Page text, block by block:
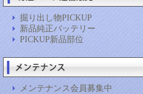
掘り出し物PICKUP
新品純正バッテリー
PICKUP新品部位
メンテナンス会員募集中